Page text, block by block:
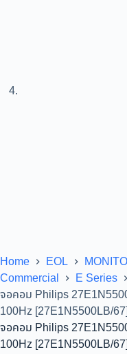
Home EOL
Commercial
E Series
จอคอม Philips
100Hz [27E1N5500LB/
จอคอม Philips
100Hz [27E1N5500LB/